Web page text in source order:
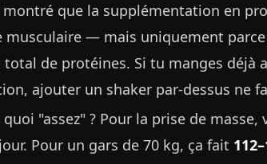
montré que la supplémentation en
musculaire — mais uniquement
de protéines. Si tu manges déjà
ajouter un shaker par-dessus ne
"assez" ? Pour la prise de masse,
Pour un gars de 70 kg, ça fait